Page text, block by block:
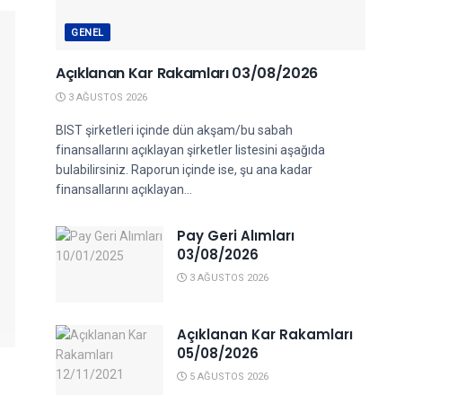
GENEL
Açıklanan Kar Rakamları 03/08/2026
3 AĞUSTOS 2026
BIST şirketleri içinde dün akşam/bu sabah
finansallarını açıklayan şirketler listesini aşağıda
bulabilirsiniz. Raporun içinde ise, şu ana kadar
finansallarını açıklayan...
Pay Geri Alımları
03/08/2026
3 AĞUSTOS 2026
Açıklanan Kar Rakamları
05/08/2026
5 AĞUSTOS 2026